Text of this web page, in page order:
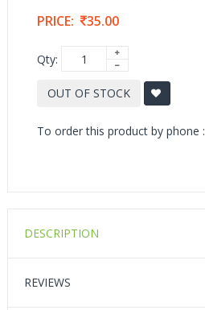
PRICE: 35.00
Qty:
OUT OF STOCK
To order this product by phone :
DESCRIPTION
REVIEWS